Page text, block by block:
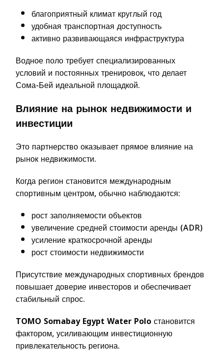
благоприятный климат круглый год
удобная транспортная доступность
активно развивающаяся инфраструктура
Водное поло требует специализированных
условий и постоянных тренировок, что делает
Сома-Бей идеальной площадкой.
Влияние на рынок недвижимости и
инвестиции
Это партнерство оказывает прямое влияние на
рынок недвижимости.
Когда регион становится международным
спортивным центром, обычно наблюдаются:
рост заполняемости объектов
увеличение средней стоимости аренды (ADR)
усиление краткосрочной аренды
рост стоимости недвижимости
Присутствие международных спортивных брендов
повышает доверие инвесторов и обеспечивает
стабильный спрос.
TOMO Somabay Egypt Water Poloстановится
фактором, усиливающим инвестиционную
привлекательность региона.